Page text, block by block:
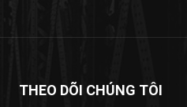
THEO DÕI CHÚNG TÔI